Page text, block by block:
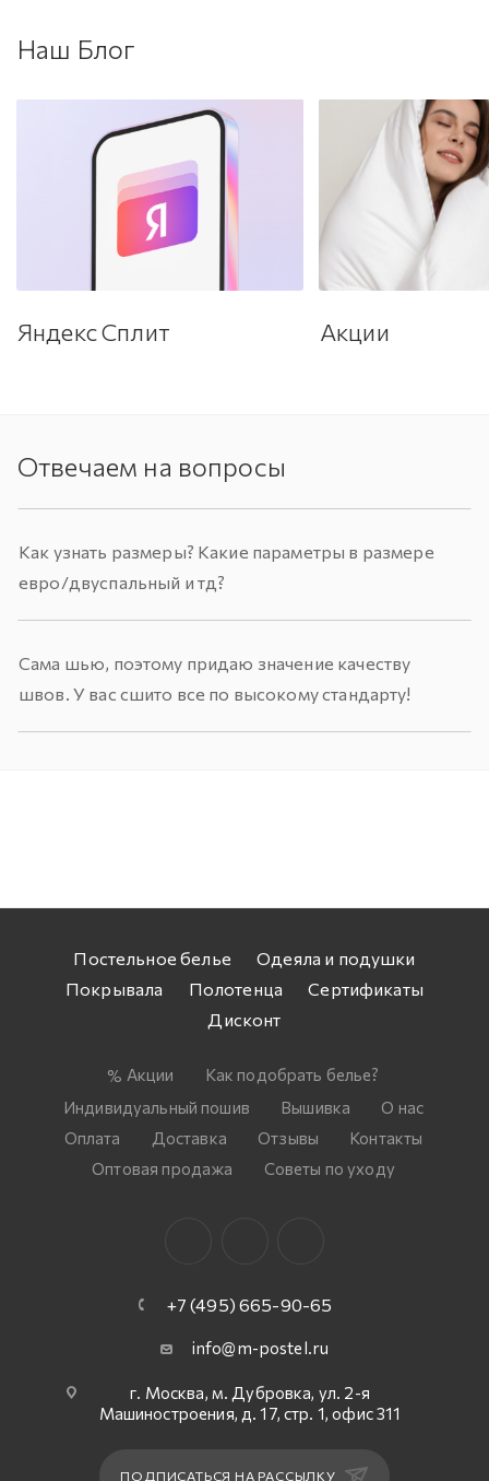
Наш Блог
Яндекс Сплит Акции
Отвечаем на вопросы
Как узнать размеры? Какие параметры в размере
евро/двуспальный и тд?
Сама шью, поэтому придаю значение качеству
швов. У вас сшито все по высокому стандарту!
Постельное белье
Одеяла и подушки
Покрывала
Полотенца
Сертификаты
Дисконт
Акции
Как подобрать белье?
Индивидуальный пошив
Вышивка
О нас
Оплата
Доставка Отзывы
Контакты
Оптовая продажа
Советы по уходу
+7 (495) 665-90-65
info@m-postel.ru
г. Москва, м. Дубровка, ул. 2-я
Машиностроения, д. 17, стр. 1, офис 311
ПОДПИСАТЬСЯ НА РАССЫЛКУ